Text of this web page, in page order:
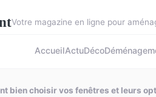
Votre magazine en ligne pour
AccueilActuDéco
bien choisir vos fenêtres et leurs